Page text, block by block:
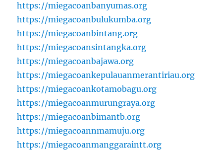
https://miegacoanbanyumas.org
https://miegacoanbulukumba.org
https://miegacoanbintang.org
https://miegacoansintangka.org
https://miegacoanbajawa.org
https://miegacoankepulauanmerantiriau.org
https://miegacoankotamobagu.org
https://miegacoanmurungraya.org
https://miegacoanbimantb.org
https://miegacoannmamuju.org
https://miegacoanmanggaraintt.org